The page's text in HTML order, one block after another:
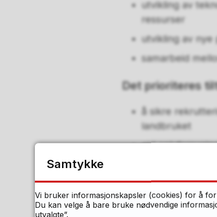
utvikling av
ressurser
utvikling av
samarbeid
Det prioriteres
å sikre
landbruket
økt
nyskapende og
økt utvikling av
inn på tunet og
Samtykke
Vi bruker informasjonskapsler (cookies) for å
Du kan velge å bare bruke nødvendige
utvalgte”.